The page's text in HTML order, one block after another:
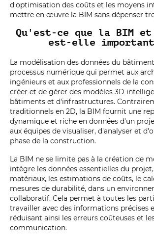
d'optimisation des coûts et les moyens
mettre en œuvre la BIM sans dépenser
Qu'est-ce que la BIM et
est-elle
La modélisation des données du
processus numérique qui permet aux
ingénieurs et aux professionnels de la
créer et de gérer des modèles 3D
bâtiments et d'infrastructures.
traditionnels en 2D, la BIM fournit une
dynamique et riche en données d'un
aux équipes de visualiser, d'analyser et
phase de la construction.
La BIM ne se limite pas à la création de
intègre les données essentielles du
matériaux, les estimations de coûts, le
mesures de durabilité, dans un
collaboratif. Cela permet à toutes les
travailler avec des informations précises
réduisant ainsi les erreurs coûteuses et
communication.